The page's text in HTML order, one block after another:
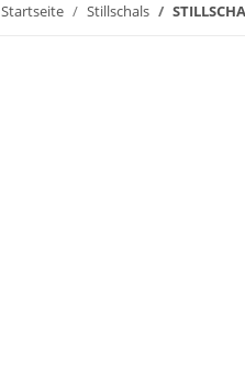
Startseite Stillschals